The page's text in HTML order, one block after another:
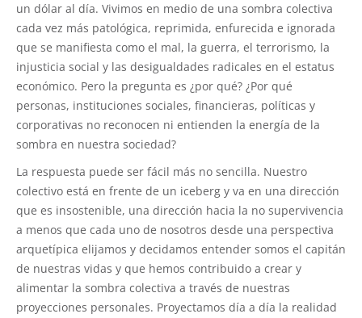
un dólar al día. Vivimos en medio de una sombra colectiva
cada vez más patológica, reprimida, enfurecida e ignorada
que se manifiesta como el mal, la guerra, el terrorismo, la
injusticia social y las desigualdades radicales en el estatus
económico. Pero la pregunta es ¿por qué? ¿Por qué
personas, instituciones sociales, financieras, políticas y
corporativas no reconocen ni entienden la energía de la
sombra en nuestra sociedad?
La respuesta puede ser fácil más no sencilla. Nuestro
colectivo está en frente de un iceberg y va en una dirección
que es insostenible, una dirección hacia la no supervivencia
a menos que cada uno de nosotros desde una perspectiva
arquetípica elijamos y decidamos entender somos el capitán
de nuestras vidas y que hemos contribuido a crear y
alimentar la sombra colectiva a través de nuestras
proyecciones personales. Proyectamos día a día la realidad